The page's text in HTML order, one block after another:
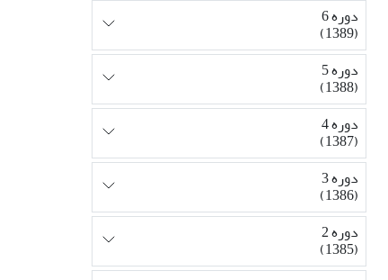
دوره 6
(1389)
دوره 5
(1388)
دوره 4
(1387)
دوره 3
(1386)
دوره 2
(1385)